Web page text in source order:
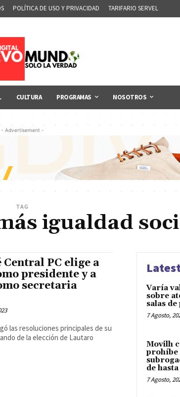
POLÍTICA DE USO Y PRIVACIDAD TARIFARIO SERVEL
CULTURA PROGRAMAS NOSOTROS
- Advertisement -
TAG
igualdad
Central PC elige a
presidente y a
secretaria
las resoluciones principales de su
de la elección de Lautaro
Varía
sobre
salas
7 Agosto,
Movilh
prohíbe
de
7 Agosto,